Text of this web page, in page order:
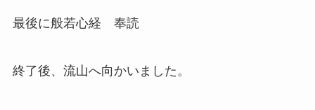
最後に般若心経 奉読
終了後、流山へ向かいました。